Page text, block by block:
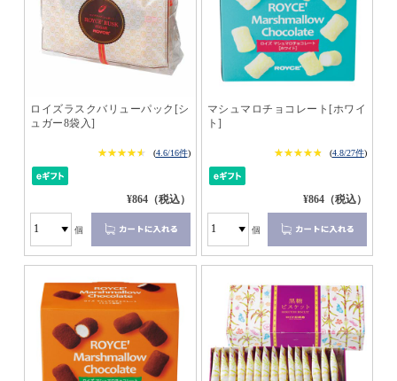
ロイズラスクバリューパック[シ
ュガー8袋入]
★★★★★
★★★★★ (4.6/16件)
¥864（税込）
個
マシュマロチョコレート[ホワイ
ト]
★★★★★
★★★★★ (4.8/27件)
¥864（税込）
個